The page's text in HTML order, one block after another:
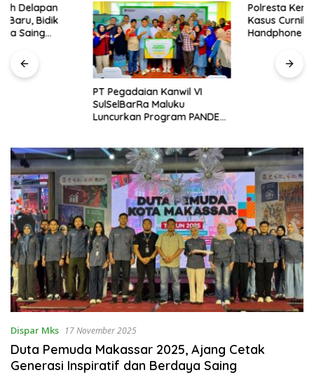
PT Pegadaian Kanwil VI
SulSelBarRa Maluku
Luncurkan Program PANDE
Polresta Kendari Ungkap
Kasus Curnik, Lima
Handphone Hasil Curian
Berhasil Diamankan
Dispar Mks 17 November 2025
Duta Pemuda Makassar 2025, Ajang Cetak
Generasi Inspiratif dan Berdaya Saing